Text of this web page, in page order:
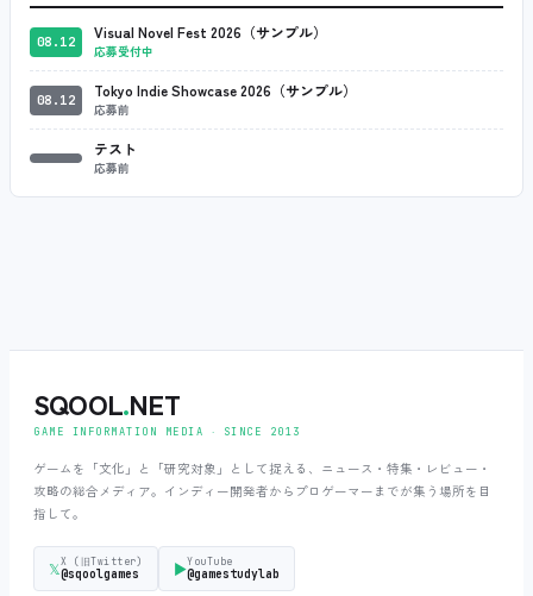
08.12 Visual Novel Fest 2026（サンプル）
応募受付中
08.12 Tokyo Indie Showcase 2026（サンプル）
応募前
テスト
応募前
SQOOL.NET
GAME INFORMATION MEDIA ‧ SINCE 2013
ゲームを「文化」と「研究対象」として捉える、ニュース・特集・レビュー・
攻略の総合メディア。インディー開発者からプロゲーマーまでが集う場所を目
指して。
𝕏X (旧Twitter)
@sqoolgames ▶YouTube
@gamestudylab